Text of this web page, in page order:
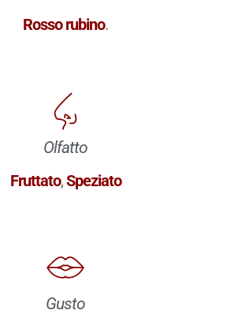
Rosso rubino.
Olfatto
Fruttato,Speziato
Gusto